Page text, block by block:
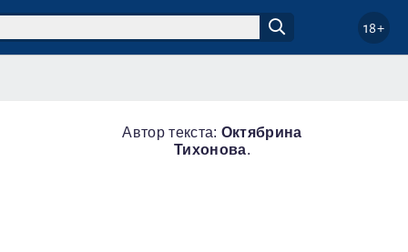
18+
Автор текста: Октябрина
Тихонова.